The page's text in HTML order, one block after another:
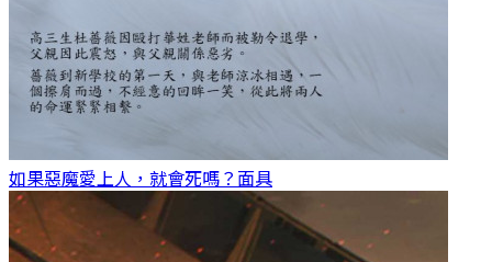
如果惡魔愛上人，就會死嗎？ 面具